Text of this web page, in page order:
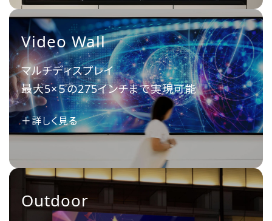
Video Wall
マルチディスプレイ
最大5×５の275インチまで実現可能
＋詳しく見る
Outdoor